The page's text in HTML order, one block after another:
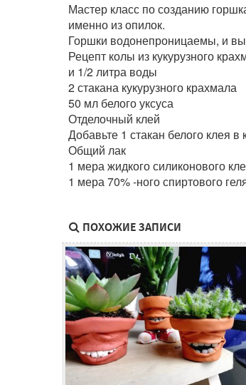
Мастер класс по созданию
именно из опилок.
Горшки водонепроницаемы, и
Рецепт колы из кукурузного
и 1/2 литра воды
2 стакана кукурузного крахмала
50 мл белого уксуса
Отделочный клей
Добавьте 1 стакан белого клея в
Общий лак
1 мера жидкого силиконового
1 мера 70% -ного спиртового
ПОХОЖИЕ ЗАПИСИ